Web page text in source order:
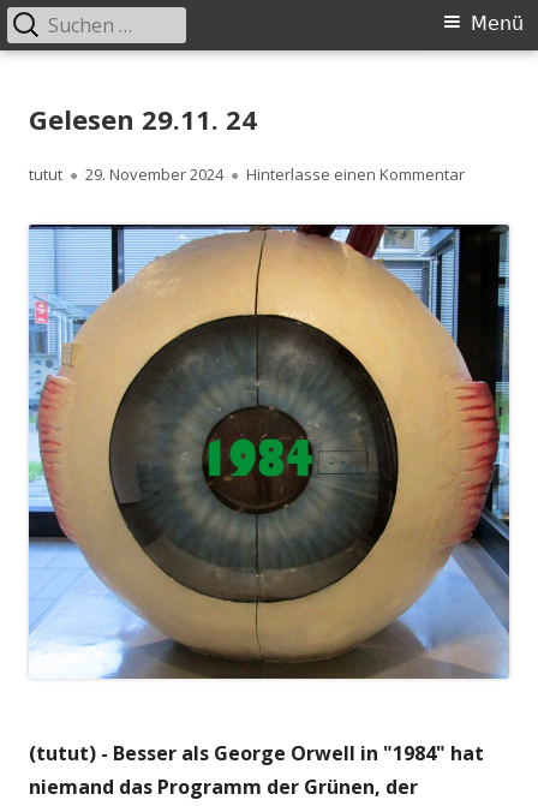
zum
Primäres
Menü
Suchen
nach:
Gelesen 29.11. 24
Autor
tutut
Veröffentlicht
29. November 2024 Hinterlasse einen Kommentarzu
(tutut) - Besser als George Orwell in "1984" hat
niemand das Programm der Grünen, der